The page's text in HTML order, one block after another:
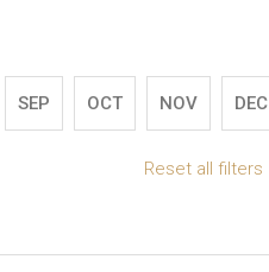
SEP OCT NOV DEC
Reset all filters